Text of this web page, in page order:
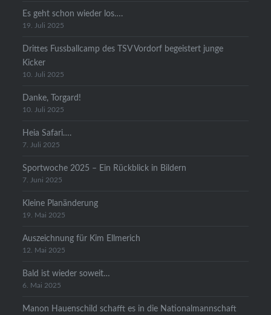
Es geht schon wieder los….
19. Juli 2025
Drittes Fussballcamp des TSV Vordorf begeistert junge
Kicker
10. Juli 2025
Danke, Torgard!
10. Juli 2025
Heia Safari….
7. Juli 2025
Sportwoche 2025 – Ein Rückblick in Bildern
7. Juni 2025
Kleine Planänderung
19. Mai 2025
Auszeichnung für Kim Ellmerich
12. Mai 2025
Bald ist wieder soweit…
6. Mai 2025
Manon Hauenschild schafft es in die Nationalmannschaft